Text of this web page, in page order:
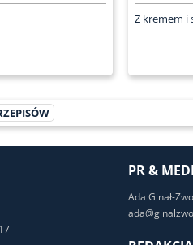
Z kremem i
PR &
Ada Ginał-